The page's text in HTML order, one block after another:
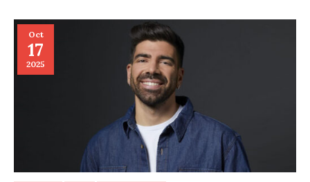
Oct
17
2025